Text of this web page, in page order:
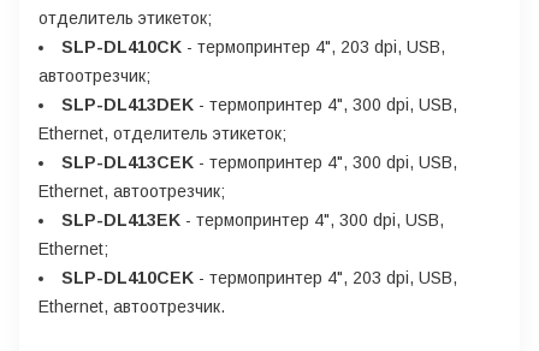
отделитель этикеток;
SLP-DL410CK - термопринтер 4", 203 dpi, USB,
автоотрезчик;
SLP-DL413DEK - термопринтер 4", 300 dpi, USB,
Ethernet, отделитель этикеток;
SLP-DL413CEK - термопринтер 4", 300 dpi, USB,
Ethernet, автоотрезчик;
SLP-DL413EK - термопринтер 4", 300 dpi, USB,
Ethernet;
SLP-DL410CEK - термопринтер 4", 203 dpi, USB,
Ethernet, автоотрезчик.